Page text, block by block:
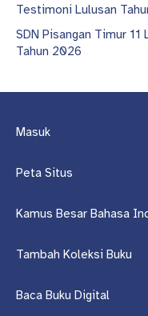
Testimoni Lulusan
SDN Pisangan Timur 11
Tahun 2026
Masuk
Peta Situs
Kamus Besar Bahasa
Tambah Koleksi Buku
Baca Buku Digital